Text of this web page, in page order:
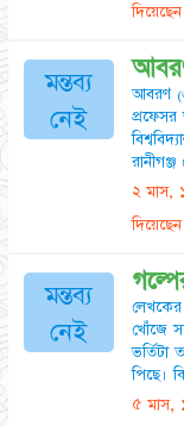
দিয়েছেন
মন্তব্য
নেই
আবরণ
প্রফেসর
২ মাস,
দিয়েছেন
মন্তব্য
নেই
লেখকের
খোঁজে
ভর্তিটা
পিছে।
৫ মাস,